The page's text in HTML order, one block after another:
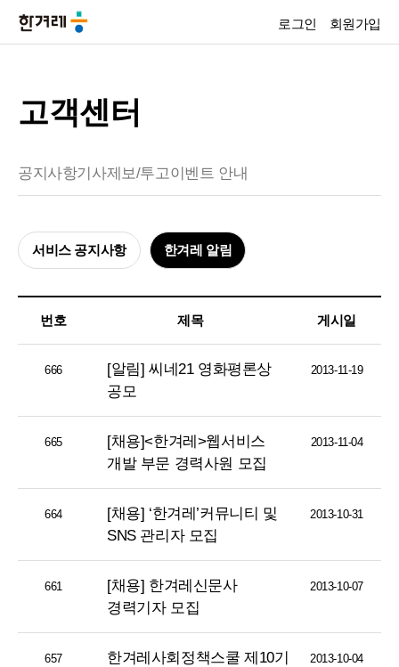
로그인 회원가입
고객센터
공지사항기사제보/투고이벤트 안내
서비스 공지사항 한겨레 알림
번호 제목 게시일
666
[알림] 씨네21 영화평론상
공모
2013-11-19
665
[채용]<한겨레>웹서비스
개발 부문 경력사원 모집
2013-11-04
664
[채용] ‘한겨레’커뮤니티 및
SNS 관리자 모집
2013-10-31
661
[채용] 한겨레신문사
경력기자 모집
2013-10-07
657
한겨레사회정책스쿨 제10기
2013-10-04